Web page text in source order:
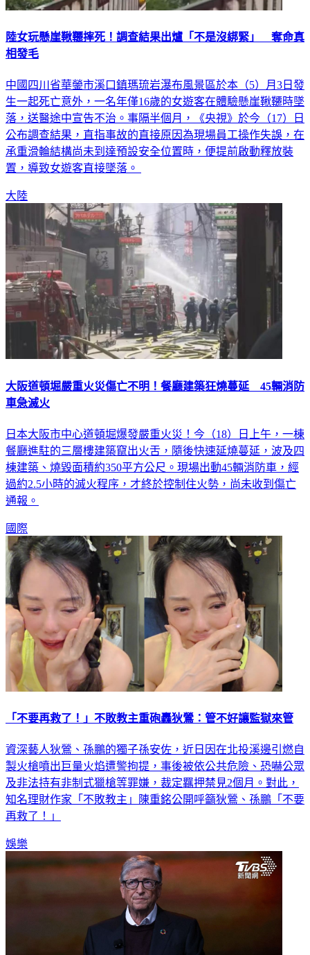
陸女玩懸崖鞦韆摔死！調查結果出爐「不是沒綁緊」 奪命真
相發毛
中國四川省華鎣市溪口鎮瑪琉岩瀑布風景區於本（5）月3日發
生一起死亡意外，一名年僅16歲的女遊客在體驗懸崖鞦韆時墜
落，送醫途中宣告不治。事隔半個月，《央視》於今（17）日
公布調查結果，直指事故的直接原因為現場員工操作失誤，在
承重滑輪結構尚未到達預設安全位置時，便提前啟動釋放裝
置，導致女遊客直接墜落。
大陸
大阪道頓堀嚴重火災傷亡不明！餐廳建築狂燒蔓延 45輛消防
車急滅火
日本大阪市中心道頓堀爆發嚴重火災！今（18）日上午，一棟
餐廳進駐的三層樓建築竄出火舌，隨後快速延燒蔓延，波及四
棟建築、燒毀面積約350平方公尺。現場出動45輛消防車，經
過約2.5小時的滅火程序，才終於控制住火勢，尚未收到傷亡
通報。
國際
「不要再救了！」不敗教主重砲轟狄鶯：管不好讓監獄來管
資深藝人狄鶯、孫鵬的獨子孫安佐，近日因在北投溪邊引燃自
製火槍噴出巨量火焰遭警拘提，事後被依公共危險、恐嚇公眾
及非法持有非制式獵槍等罪嫌，裁定羈押禁見2個月。對此，
知名理財作家「不敗教主」陳重銘公開呼籲狄鶯、孫鵬「不要
再救了！」
娛樂